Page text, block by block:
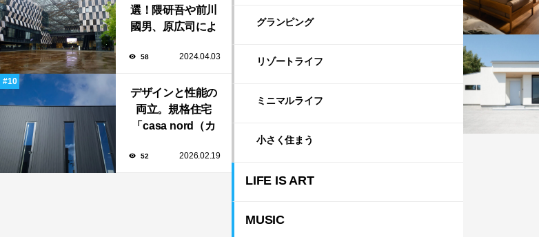
選！隈研吾や前川
國男、原広司によ
染む至極の建築揃
58 2024.04.03
デザインと性能の
両立。規格住宅
「casa nord（カ
のスリット窓に隠
52 2026.02.19
グランピング
リゾートライフ
ミニマルライフ
小さく住まう
LIFE IS ART
MUSIC